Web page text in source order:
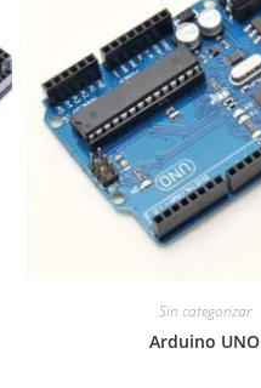
Sin categorizar
Arduino UNO